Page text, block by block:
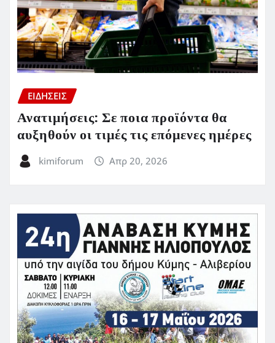
ΕΙΔΗΣΕΙΣ
Ανατιμήσεις: Σε ποια προϊόντα θα
αυξηθούν οι τιμές τις επόμενες ημέρες
kimiforum Απρ 20, 2026